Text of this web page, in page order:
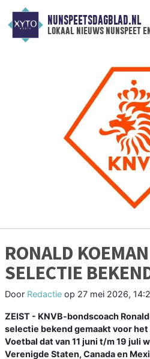
NUNSPEETSDAGBLAD.NL
lokaal nieuws nunspeet
RONALD
SELECTIE
Door Redactie op 27 mei 2026,
ZEIST - KNVB-bondscoach
selectie bekend gemaakt voor
Voetbal dat van 11 juni t/m 19 juli
Verenigde Staten, Canada en